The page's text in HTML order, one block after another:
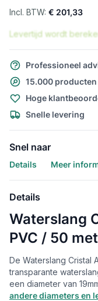
€ 201,33
Levertijd wordt
Professioneel
15.000
Hoge
Snelle levering
Snel naar
Details Meer
Details
Waterslang
PVC / 50
De Waterslang Cristal
transparante
een diameter van
andere diameters en